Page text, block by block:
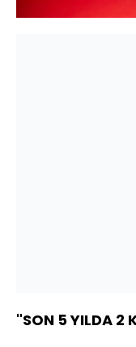
"SON 5 YILDA 2